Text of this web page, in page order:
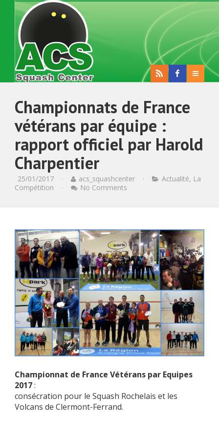
Championnats de France
vétérans par équipe :
rapport officiel par Harold
Charpentier
25/01/2017 · acs_squashcenter · Actualité, La
Compétition
· No Comments
Championnat de France Vétérans par Equipes
2017:
consécration pour le Squash Rochelais et les
Volcans de Clermont-Ferrand.